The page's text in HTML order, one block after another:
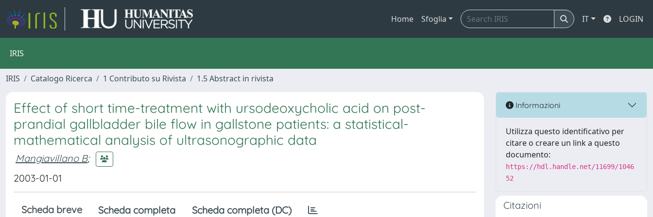
Home Sfoglia IT LOGIN
IRIS
IRIS Catalogo Ricerca 1 Contributo su Rivista 1.5 Abstract in rivista
Effect of short time-treatment with ursodeoxycholic acid on post-
prandial gallbladder bile flow in gallstone patients: a statistical-
mathematical analysis of ultrasonographic data
Mangiavillano B;
2003-01-01
Scheda breve Scheda completa Scheda completa (DC)
Informazioni
Utilizza questo identificativo per
citare o creare un link a questo
documento:
https://hdl.handle.net/11699/1046
52
Citazioni